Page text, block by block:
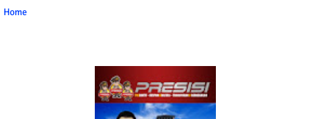
Home